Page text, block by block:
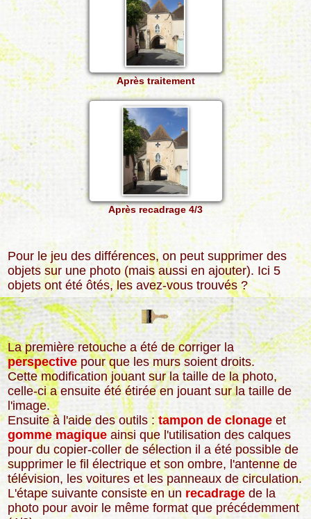
Après traitement
Après recadrage 4/3
Pour le jeu des différences, on peut supprimer des
objets sur une photo (mais aussi en ajouter). Ici 5
objets ont été ôtés, les avez-vous trouvés ?
La première retouche a été de corriger la
perspectivepour que les murs soient droits.
Cette modification jouant sur la taille de la photo,
celle-ci a ensuite été étirée en jouant sur la taille de
l'image.
Ensuite à l'aide des outils :tampon de clonage et
gomme magiqueainsi que l'utilisation des calques
pour du copier-coller de sélection il a été possible de
supprimer le fil électrique et son ombre, l'antenne de
télévision, les voitures et les panneaux de circulation.
L'étape suivante consiste en unrecadrage de la
photo pour avoir le même format que précédemment